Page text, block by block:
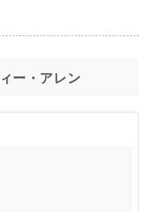
ー・アレン